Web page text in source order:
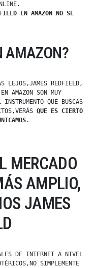
EN AMAZON NO SE
AMAZON?
LEJOS,JAMES REDFIELD,
AMAZON SON MUY
INSTRUMENTO QUE BUSCAS
QUE ES CIERTO
.
MERCADO
AMPLIO,
JAMES
DE INTERNET A NIVEL
SIMPLEMENTE